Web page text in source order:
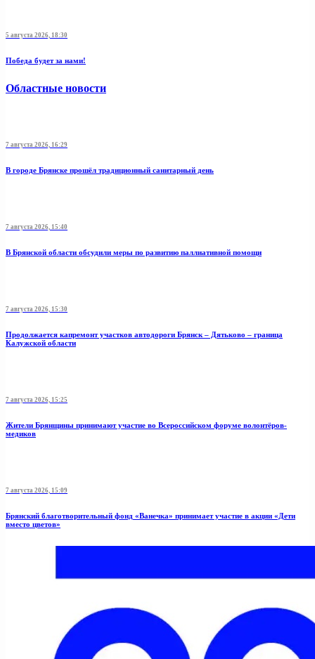
5 августа 2026, 18:30
Победа будет за нами!
Областные новости
7 августа 2026, 16:29
В городе Брянске прошёл традиционный санитарный день
7 августа 2026, 15:40
В Брянской области обсудили меры по развитию паллиативной помощи
7 августа 2026, 15:30
Продолжается капремонт участков автодороги Брянск – Дятьково – граница
Калужской области
7 августа 2026, 15:25
Жители Брянщины принимают участие во Всероссийском форуме волонтёров-
медиков
7 августа 2026, 15:09
Брянский благотворительный фонд «Ванечка» принимает участие в акции «Дети
вместо цветов»